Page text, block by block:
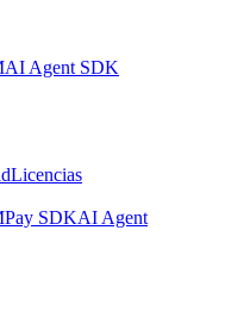
AI Agent SDK
Licencias
Pay SDKAI Agent